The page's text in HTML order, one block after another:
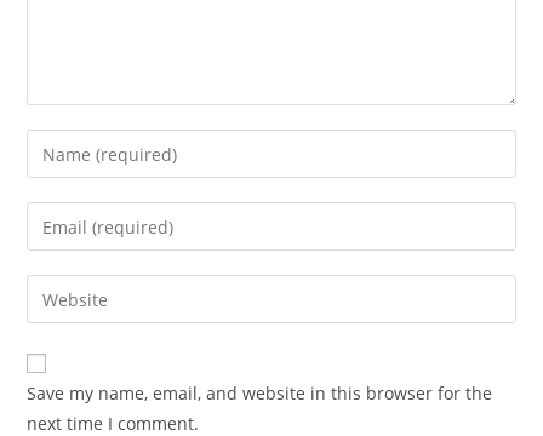
Enter
your
name
comment
Enter
your
email
address
comment
Enter
your
website
URL
(optional)
Save my name, email, and website in this browser for the
next time I comment.